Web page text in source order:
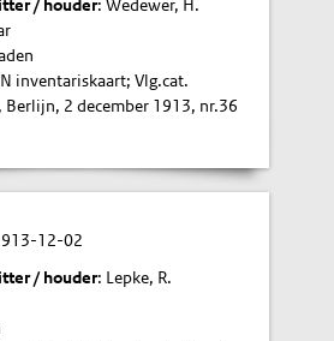
inventariskaart; Vlg.cat.
Berlijn, 2 december 1913, nr.36
12-02
/ houder: Lepke, R.